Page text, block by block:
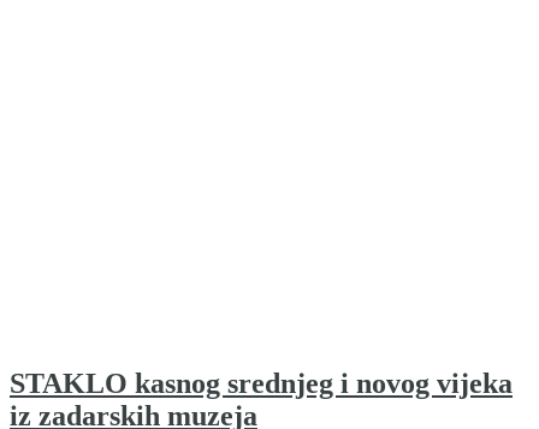
STAKLO kasnog srednjeg i novog vijeka
iz zadarskih muzeja